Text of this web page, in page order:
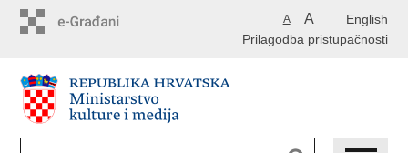
English
A A
Prilagodba pristupačnosti